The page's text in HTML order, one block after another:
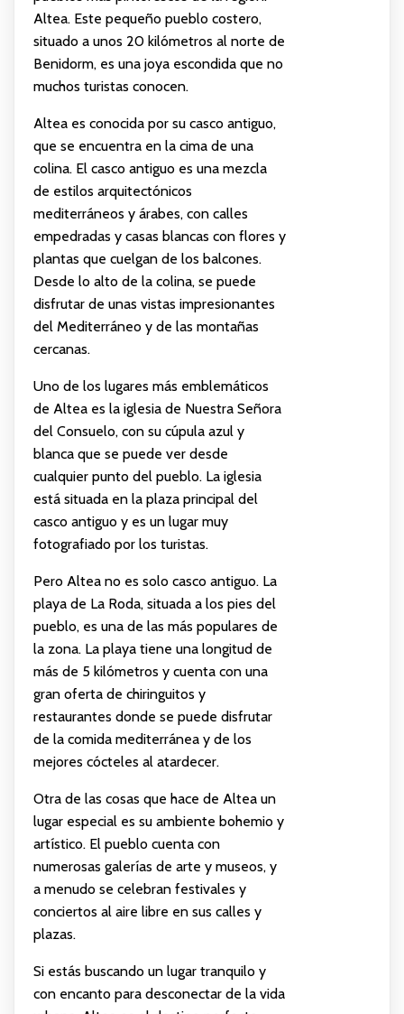
Altea. Este pequeño pueblo costero,
situado a unos 20 kilómetros al norte de
Benidorm, es una joya escondida que no
muchos turistas conocen.
Altea es conocida por su casco antiguo,
que se encuentra en la cima de una
colina. El casco antiguo es una mezcla
de estilos arquitectónicos
mediterráneos y árabes, con calles
empedradas y casas blancas con flores y
plantas que cuelgan de los balcones.
Desde lo alto de la colina, se puede
disfrutar de unas vistas impresionantes
del Mediterráneo y de las montañas
cercanas.
Uno de los lugares más emblemáticos
de Altea es la iglesia de Nuestra Señora
del Consuelo, con su cúpula azul y
blanca que se puede ver desde
cualquier punto del pueblo. La iglesia
está situada en la plaza principal del
casco antiguo y es un lugar muy
fotografiado por los turistas.
Pero Altea no es solo casco antiguo. La
playa de La Roda, situada a los pies del
pueblo, es una de las más populares de
la zona. La playa tiene una longitud de
más de 5 kilómetros y cuenta con una
gran oferta de chiringuitos y
restaurantes donde se puede disfrutar
de la comida mediterránea y de los
mejores cócteles al atardecer.
Otra de las cosas que hace de Altea un
lugar especial es su ambiente bohemio y
artístico. El pueblo cuenta con
numerosas galerías de arte y museos, y
a menudo se celebran festivales y
conciertos al aire libre en sus calles y
plazas.
Si estás buscando un lugar tranquilo y
con encanto para desconectar de la vida